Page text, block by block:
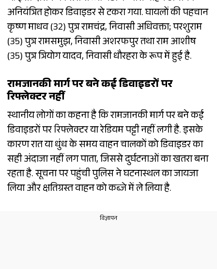
अनियंत्रित होकर डिवाइडर से टकरा गया. घायलों की पहचान
कृष्ण माधव (32) पुत्र रामचंद्र, निवासी अधिवक्ता; परशुराम
(35) पुत्र रामसमुझ, निवासी अशरफपुर तथा राम आशीष
(35) पुत्र त्रियोग यादव, निवासी धौरहरा के रूप में हुई है.
रामजानकी मार्ग पर बने कई डिवाइडरों पर
रिफ्लेक्टर नहीं
स्थानीय लोगों का कहना है कि रामजानकी मार्ग पर बने कई
डिवाइडरों पर रिफ्लेक्टर या रेडियम पट्टी नहीं लगी है. इसके
कारण रात या धुंध के समय वाहन चालकों को डिवाइडर का
सही अंदाजा नहीं लग पाता, जिससे दुर्घटनाओं का खतरा बना
रहता है. सूचना पर पहुंची पुलिस ने घटनास्थल का जायजा
लिया और क्षतिग्रस्त वाहन को कब्जे में ले लिया है.